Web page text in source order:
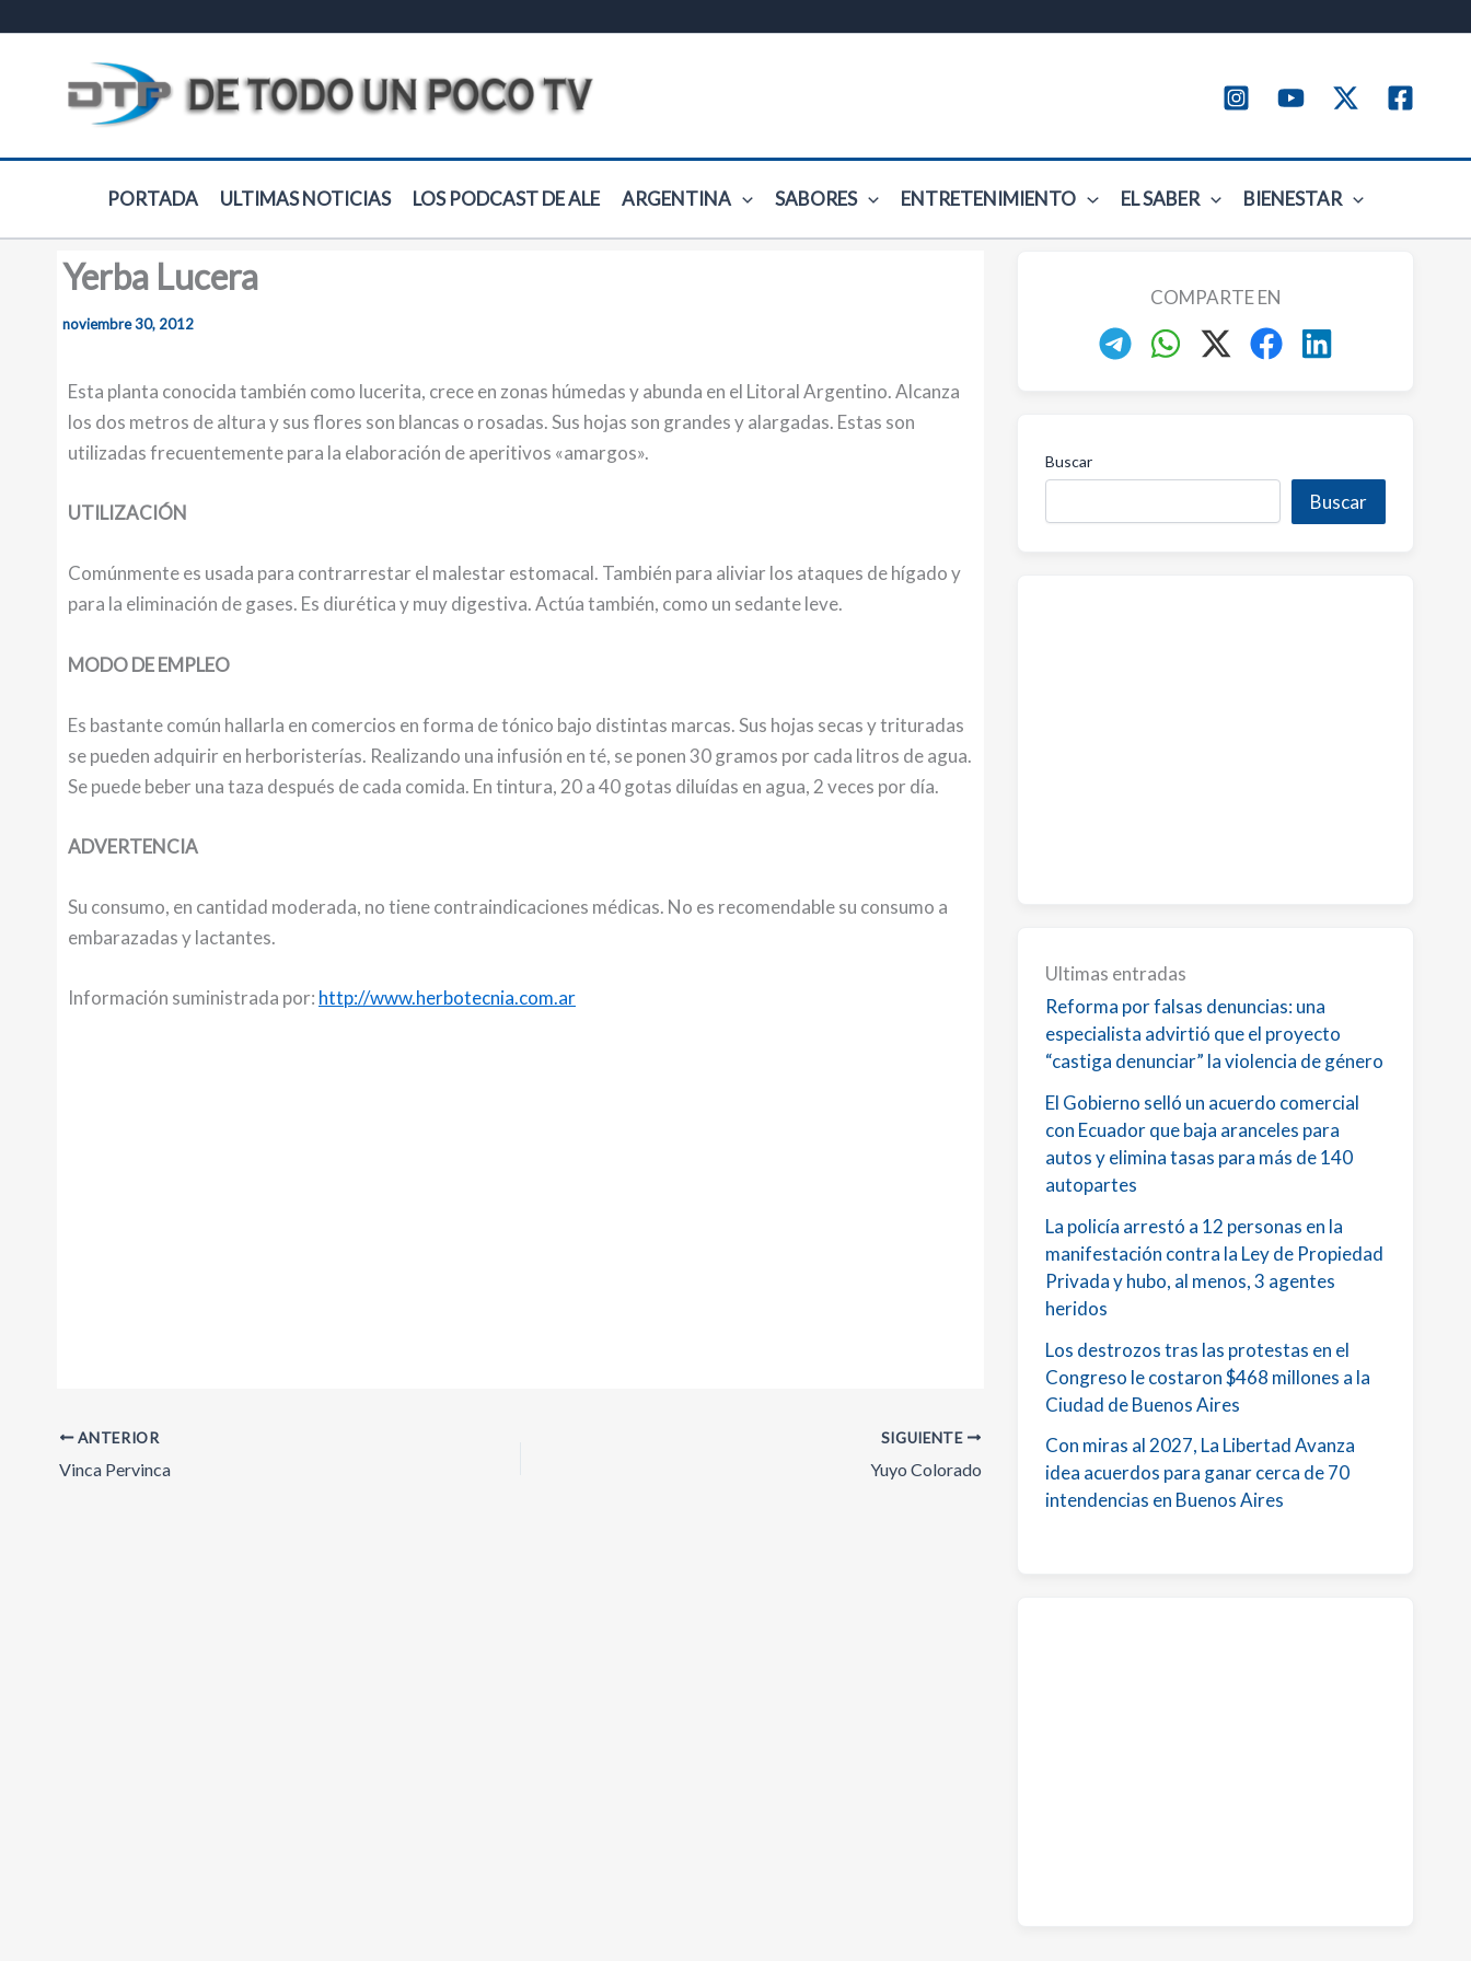
PORTADA ULTIMAS NOTICIAS LOS PODCAST DE ALE ARGENTINA SABORES ENTRETENIMIENTO EL SABER BIENESTAR
Yerba Lucera
noviembre 30, 2012
Esta planta conocida también como lucerita, crece en zonas húmedas y abunda en el Litoral Argentino. Alcanza
los dos metros de altura y sus flores son blancas o rosadas. Sus hojas son grandes y alargadas. Estas son
utilizadas frecuentemente para la elaboración de aperitivos «amargos».
UTILIZACIÓN
Comúnmente es usada para contrarrestar el malestar estomacal. También para aliviar los ataques de hígado y
para la eliminación de gases. Es diurética y muy digestiva. Actúa también, como un sedante leve.
MODO DE EMPLEO
Es bastante común hallarla en comercios en forma de tónico bajo distintas marcas. Sus hojas secas y trituradas
se pueden adquirir en herboristerías. Realizando una infusión en té, se ponen 30 gramos por cada litros de agua.
Se puede beber una taza después de cada comida. En tintura, 20 a 40 gotas diluídas en agua, 2 veces por día.
ADVERTENCIA
Su consumo, en cantidad moderada, no tiene contraindicaciones médicas. No es recomendable su consumo a
embarazadas y lactantes.
Información suministrada por: http://www.herbotecnia.com.ar
ANTERIOR
Vinca Pervinca
SIGUIENTE
Yuyo Colorado
COMPARTE EN
Buscar
Buscar
Ultimas entradas
Reforma por falsas denuncias: una
especialista advirtió que el proyecto
“castiga denunciar” la violencia de género
El Gobierno selló un acuerdo comercial
con Ecuador que baja aranceles para
autos y elimina tasas para más de 140
autopartes
La policía arrestó a 12 personas en la
manifestación contra la Ley de Propiedad
Privada y hubo, al menos, 3 agentes
heridos
Los destrozos tras las protestas en el
Congreso le costaron $468 millones a la
Ciudad de Buenos Aires
Con miras al 2027, La Libertad Avanza
idea acuerdos para ganar cerca de 70
intendencias en Buenos Aires